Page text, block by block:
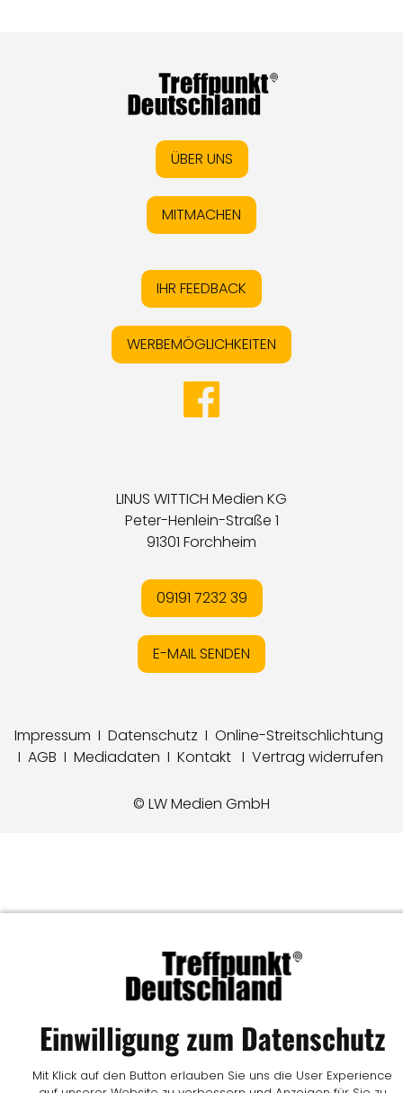
ÜBER UNS
MITMACHEN
IHR FEEDBACK
WERBEMÖGLICHKEITEN
LINUS WITTICH Medien KG
Peter-Henlein-Straße 1
91301 Forchheim
09191 7232 39
E-MAIL SENDEN
Impressum I Datenschutz I Online-Streitschlichtung
I AGB I Mediadaten I Kontakt I Vertrag widerrufen
© LW Medien GmbH
Einwilligung zum Datenschutz
Mit Klick auf den Button erlauben Sie uns die User Experience